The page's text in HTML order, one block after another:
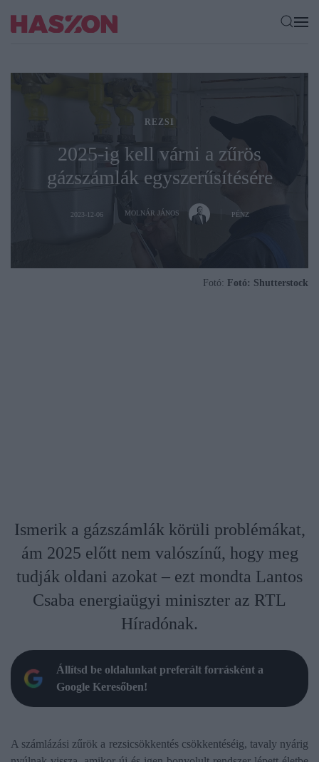
REZSI
2025-ig kell várni a zűrös
gázszámlák egyszerűsítésére
2023-12-06 MOLNÁR JÁNOS PÉNZ
Fotó: Fotó: Shutterstock
Ismerik a gázszámlák körüli problémákat,
ám 2025 előtt nem valószínű, hogy meg
tudják oldani azokat – ezt mondta Lantos
Csaba energiaügyi miniszter az RTL
Híradónak.
Állítsd be oldalunkat preferált forrásként a
Google Keresőben!
A számlázási zűrök a rezsicsökkentés csökkentéséig, tavaly nyárig